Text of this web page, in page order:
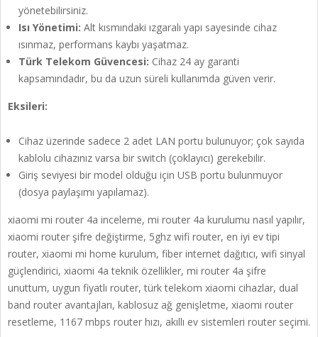
yönetebilirsiniz.
Isı Yönetimi: Alt kısmındaki ızgaralı yapı sayesinde cihaz
ısınmaz, performans kaybı yaşatmaz.
Türk Telekom Güvencesi: Cihaz 24 ay garanti
kapsamındadır, bu da uzun süreli kullanımda güven verir.
Eksileri:
Cihaz üzerinde sadece 2 adet LAN portu bulunuyor; çok sayıda
kablolu cihazınız varsa bir switch (çoklayıcı) gerekebilir.
Giriş seviyesi bir model olduğu için USB portu bulunmuyor
(dosya paylaşımı yapılamaz).
xiaomi mi router 4a inceleme, mi router 4a kurulumu nasıl yapılır,
xiaomi router şifre değiştirme, 5ghz wifi router, en iyi ev tipi
router, xiaomi mi home kurulum, fiber internet dağıtıcı, wifi sinyal
güçlendirici, xiaomi 4a teknik özellikler, mi router 4a şifre
unuttum, uygun fiyatlı router, türk telekom xiaomi cihazlar, dual
band router avantajları, kablosuz ağ genişletme, xiaomi router
resetleme, 1167 mbps router hızı, akıllı ev sistemleri router seçimi.